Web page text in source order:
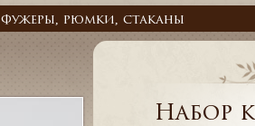
Фужеры, рюмки, стаканы
Набор